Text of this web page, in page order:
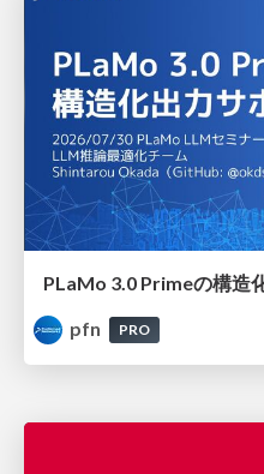
PLaMo 3.0 Primeの構造
pfn
PRO